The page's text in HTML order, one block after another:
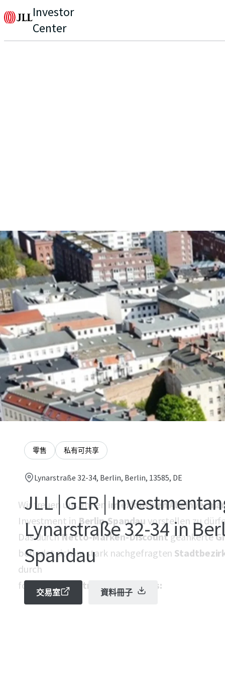
Investor
Center
零售 私有可共享
Lynarstraße 32-34, Berlin, Berlin, 13585, DE
JLL | GER |
Lynarstraße 32-34 in
Spandau
交易室 資料冊子
Wir freuen uns, Ihnen im exklusiven
Investment in Berlin-Spandauvorstellen zu
Das durchNetto-Marken-Discountgeankerte
befindet sich im stark nachgefragten
durch
folgende Investment-Highlights: